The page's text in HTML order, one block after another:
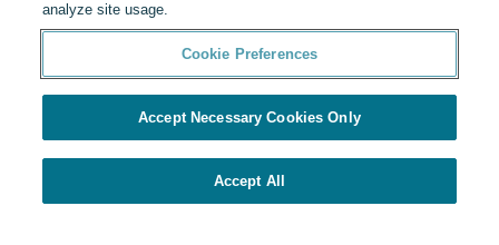
analyze site usage.
Cookie Preferences
Accept Necessary Cookies Only
Accept All